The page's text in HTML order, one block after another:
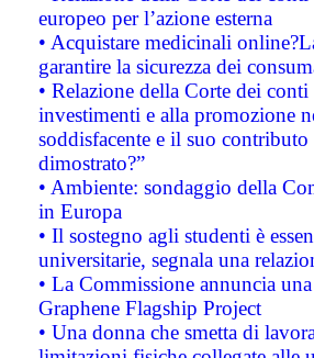
europeo per l’azione esterna
• Acquistare medicinali
garantire la sicurezza dei
• Relazione della Corte dei
investimenti e alla promozione
soddisfacente e il suo
dimostrato?”
• Ambiente: sondaggio della
in Europa
• Il sostegno agli studenti è
universitarie, segnala una
• La Commissione annuncia
Graphene Flagship Project
• Una donna che smetta di